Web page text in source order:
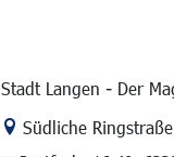
Stadt Langen - Der
Link zur Google-
Südliche